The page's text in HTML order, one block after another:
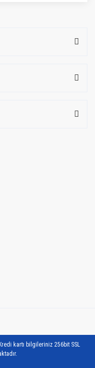
kartı bilgileriniz 256bit SSL